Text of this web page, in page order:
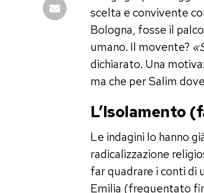
scelta e convivente
Bologna, fosse il
umano. Il movente?
dichiarato. Una
ma che per Salim
L’Isolamento
Le indagini lo hanno
radicalizzazione
far quadrare i conti di
Emilia (frequentato